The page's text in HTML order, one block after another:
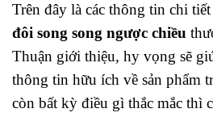
Trên đây là các thông tin chi
đôi song song ngược chiều
Thuận giới thiệu, hy vọng sẽ
thông tin hữu ích về sản phẩm
còn bất kỳ điều gì thắc mắc thì